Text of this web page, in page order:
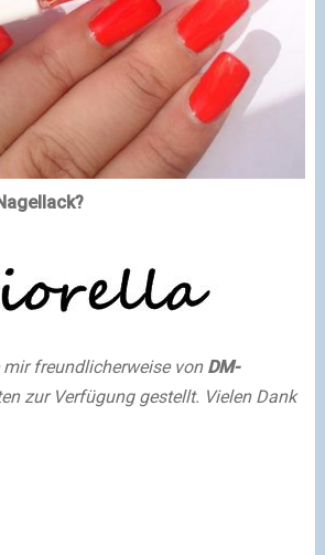
freundlicherweise von DM-
zur Verfügung gestellt. Vielen Dank